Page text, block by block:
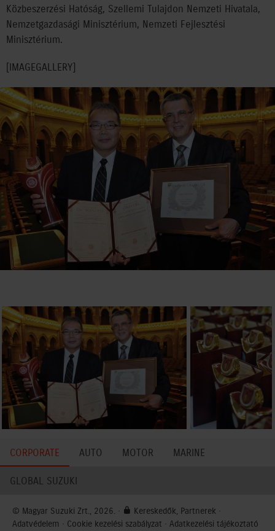
Közbeszerzési Hatóság, Szellemi Tulajdon Nemzeti Hivatala,
Nemzetgazdasági Minisztérium, Nemzeti Fejlesztési
Minisztérium.
[IMAGEGALLERY]
CORPORATE AUTO MOTOR MARINE
GLOBAL SUZUKI
© Magyar Suzuki Zrt., 2026. · Kereskedők, Partnerek ·
Adatvédelem · Cookie kezelési szabályzat · Adatkezelési tájékoztató